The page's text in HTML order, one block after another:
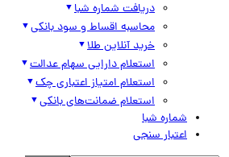
دریافت شماره شبا
محاسبه اقساط و سود بانکی
خرید آنلاین طلا
استعلام دارایی سهام عدالت
استعلام امتیاز اعتباری چک
استعلام ضمانت‌های بانکی
شماره شبا
اعتبار سنجی